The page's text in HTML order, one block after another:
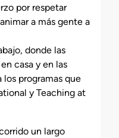
por respetar
a más gente a
donde las
casa y en las
programas que
y Teaching at
un largo